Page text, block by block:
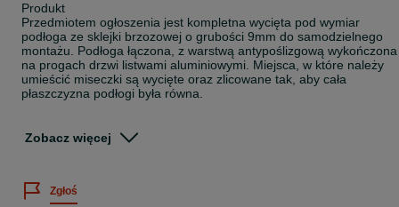
Produkt
Przedmiotem ogłoszenia jest kompletna wycięta pod wymiar
podłoga ze sklejki brzozowej o grubości 9mm do samodzielnego
montażu. Podłoga łączona, z warstwą antypoślizgową wykończona
na progach drzwi listwami aluminiowymi. Miejsca, w które należy
umieścić miseczki są wycięte oraz zlicowane tak, aby cała
płaszczyzna podłogi była równa.
kawałku do 4 m.
Kit montażowy
Zobacz więcej
Zgłoś